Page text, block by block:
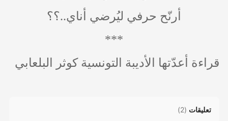
أرنّح حرفي ليُرضي أناي..؟؟
***
قراءة أعدّتها الأديبة التونسية كوثر البلعابي
تعليقات (
2
)